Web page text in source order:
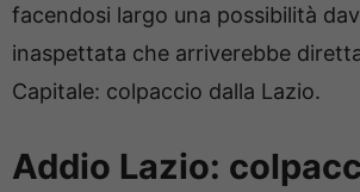
facendosi largo una possibilità
inaspettata che arriverebbe
Capitale: colpaccio dalla Lazio.
Addio Lazio: